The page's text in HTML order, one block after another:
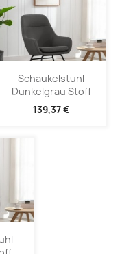
Schaukelstuhl
Dunkelgrau Stoff
139,37 €